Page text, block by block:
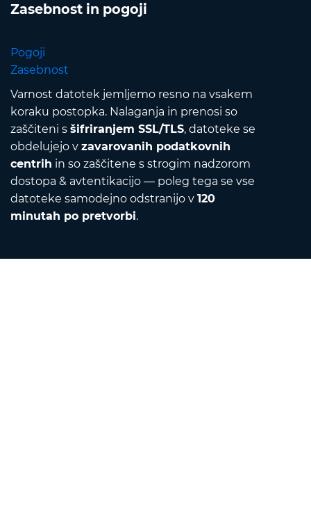
Zasebnost in pogoji
Pogoji
Zasebnost
Varnost datotek jemljemo resno na vsakem
koraku postopka. Nalaganja in prenosi so
zaščiteni s šifriranjem SSL/TLS, datoteke se
obdelujejo v zavarovanih podatkovnih
centrih in so zaščitene s strogim nadzorom
dostopa & avtentikacijo — poleg tega se vse
datoteke samodejno odstranijo v 120
minutah po pretvorbi.